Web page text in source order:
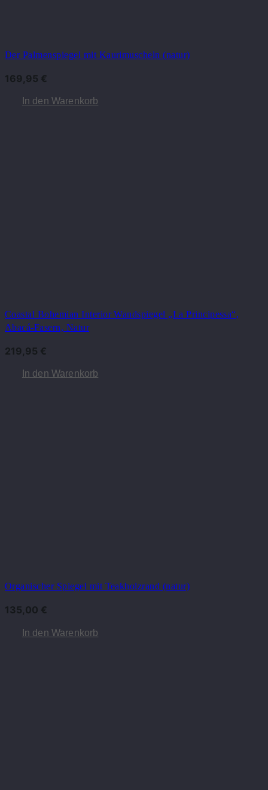
Der Palmenspiegel mit Kaurimuscheln (natur)
169,95 €
In den Warenkorb
Coastal Bohemian Interior Wandspiegel „La Principessa“,
Abacá-Fasern, Natur
219,95 €
In den Warenkorb
Organischer Spiegel mit Teakholzrand (natur)
135,00 €
In den Warenkorb